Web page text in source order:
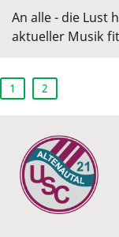
An alle - die Lust
aktueller Musik
1 2